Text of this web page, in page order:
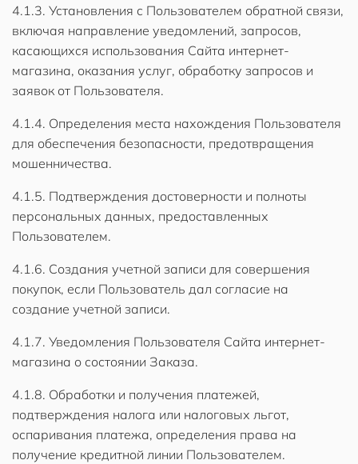
4.1.3. Установления с Пользователем обратной связи,
включая направление уведомлений, запросов,
касающихся использования Сайта интернет-
магазина, оказания услуг, обработку запросов и
заявок от Пользователя.
4.1.4. Определения места нахождения Пользователя
для обеспечения безопасности, предотвращения
мошенничества.
4.1.5. Подтверждения достоверности и полноты
персональных данных, предоставленных
Пользователем.
4.1.6. Создания учетной записи для совершения
покупок, если Пользователь дал согласие на
создание учетной записи.
4.1.7. Уведомления Пользователя Сайта интернет-
магазина о состоянии Заказа.
4.1.8. Обработки и получения платежей,
подтверждения налога или налоговых льгот,
оспаривания платежа, определения права на
получение кредитной линии Пользователем.